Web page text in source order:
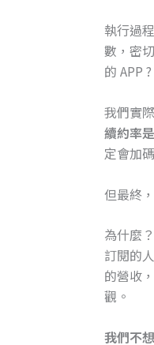
執行過
數，密
的 APP ?
我們實
續約率
定會加
但最終
為什麼
訂閱的
的營收
觀。
我們不